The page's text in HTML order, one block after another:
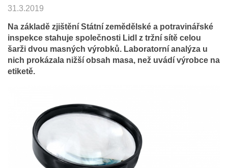
31.3.2019
Na základě zjištění Státní zemědělské a potravinářské
inspekce stahuje společnosti Lidl z tržní sítě celou
šarži dvou masných výrobků. Laboratorní analýza u
nich prokázala nižší obsah masa, než uvádí výrobce na
etiketě.